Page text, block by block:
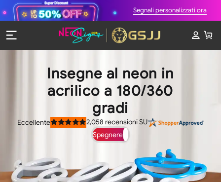
Segnali personalizzati ora
Insegne al neon in
acrilico a 180/360
gradi
Valutato
Eccellente 2,058 recensioni SU
Spegnere